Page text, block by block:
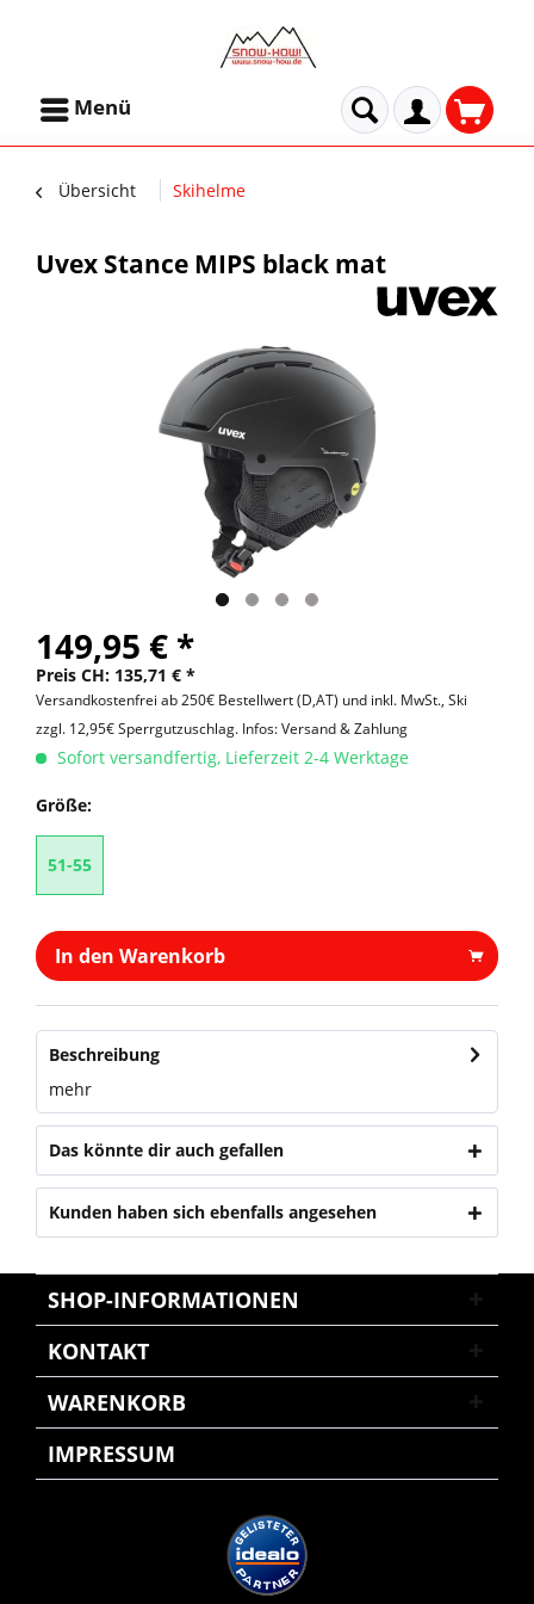
Menü
Übersicht Skihelme
Uvex Stance MIPS black mat
149,95 € *
Preis CH: 135,71 € *
Versandkostenfrei ab 250€ Bestellwert (D,AT) und inkl. MwSt., Ski
zzgl. 12,95€ Sperrgutzuschlag. Infos: Versand & Zahlung
Sofort versandfertig, Lieferzeit 2-4 Werktage
Größe:
51-55
In den Warenkorb
Beschreibung
mehr
Das könnte dir auch gefallen
Kunden haben sich ebenfalls angesehen
SHOP-INFORMATIONEN
KONTAKT
WARENKORB
IMPRESSUM